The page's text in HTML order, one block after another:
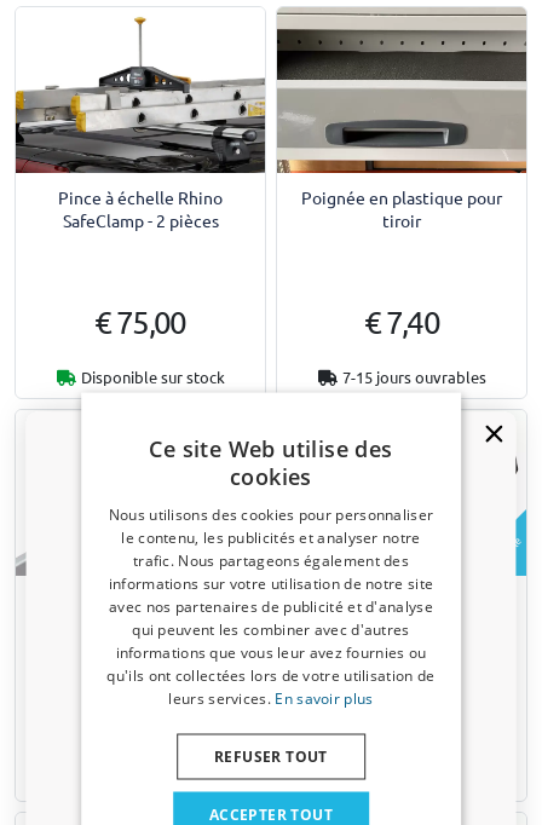
Pince à échelle Rhino
SafeClamp - 2 pièces
€ 75,00
Disponible sur stock
Poignée en plastique pour
tiroir
€ 7,40
7-15 jours ouvrables
Rehausse pour profilé latéral
en acier inox - set 2 pcs pour
Q-Top C13
€ 75,00
5-7 jours ouvrables
Exemple
Rouleau arrière anti-dérapant
130 cm pour Q-Top C13 et
O19
€ 133,00
Disponible sur stock
Un code de réduction de 5 % ?
Inscrivez-vous dès maintenant à notre
newsletter et profitez-en ! Votre code promo est
valable 3 jours.
Adresse email
Ce site Web utilise des
cookies
Nous utilisons des cookies pour personnaliser
le contenu, les publicités et analyser notre
trafic. Nous partageons également des
informations sur votre utilisation de notre site
avec nos partenaires de publicité et d'analyse
qui peuvent les combiner avec d'autres
informations que vous leur avez fournies ou
qu'ils ont collectées lors de votre utilisation de
leurs services. En savoir plus
ACCEPTER TOUT
REFUSER TOUT